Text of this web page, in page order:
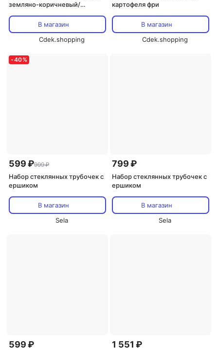
земляно-коричневый/
В магазин
Cdek.shopping
картофеля фри
В магазин
Cdek.shopping
-40%
599 ₽999 ₽
Набор стеклянных трубочек с
ершиком
В магазин
Sela
799 ₽
Набор стеклянных трубочек с
ершиком
В магазин
Sela
599 ₽ 1 551 ₽